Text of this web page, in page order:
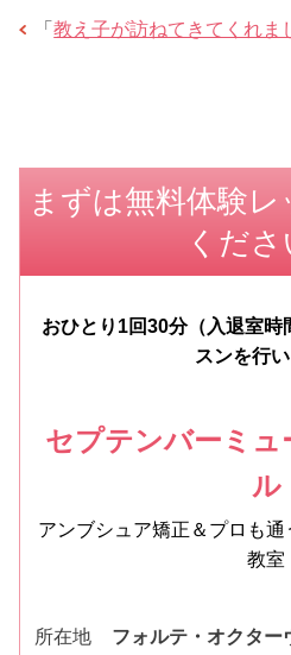
「教え子が訪ねてきてくれま
まずは無料体験
くださ
おひとり1回30分（入退室時
スンを行
セプテンバーミ
ル
アンブシュア矯正＆プロも
教室
所在地 フォルテ・オクター